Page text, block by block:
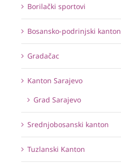
Borilački sportovi
Bosansko-podrinjski kanton
Gradačac
Kanton Sarajevo
Grad Sarajevo
Srednjobosanski kanton
Tuzlanski Kanton